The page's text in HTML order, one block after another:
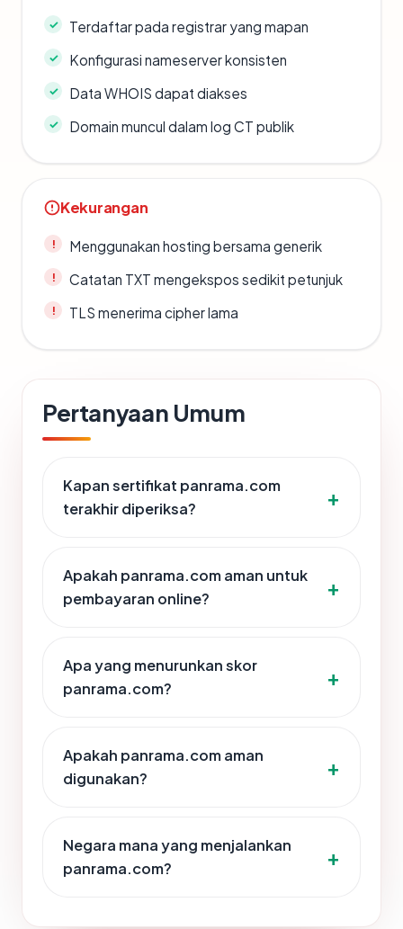
Terdaftar pada registrar yang mapan
Konfigurasi nameserver konsisten
Data WHOIS dapat diakses
Domain muncul dalam log CT publik
Kekurangan
Menggunakan hosting bersama generik
Catatan TXT mengekspos sedikit petunjuk
TLS menerima cipher lama
Pertanyaan Umum
Kapan sertifikat panrama.com
terakhir diperiksa?
Apakah panrama.com aman untuk
pembayaran online?
Apa yang menurunkan skor
panrama.com?
Apakah panrama.com aman
digunakan?
Negara mana yang menjalankan
panrama.com?